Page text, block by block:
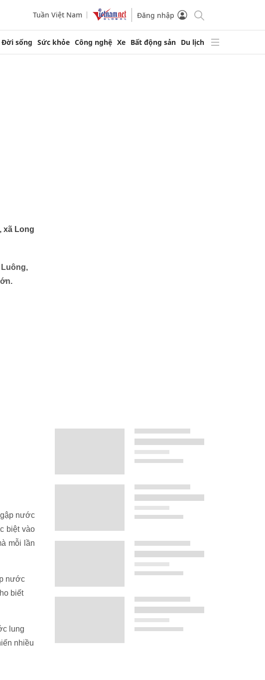
Tuần Việt Nam Đăng nhập
Đời sống Sức khỏe Công nghệ Xe Bất động sản Du lịch
xã Long
nước
biệt vào
mỗi lần
nước
biết
lung
nhiều